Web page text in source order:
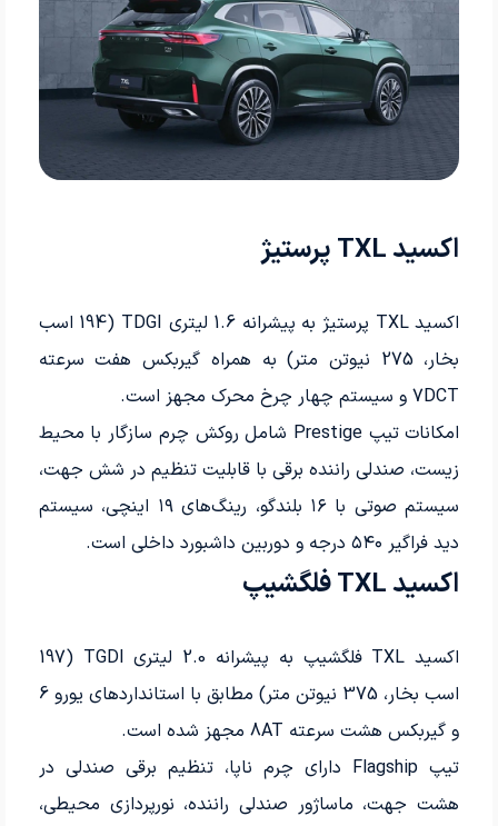
اکسید TXL پرستیژ
اکسید TXL پرستیژ به پیشرانه 1.6 لیتری TDGI (194 اسب
بخار، 275 نیوتن متر) به همراه گیربکس هفت سرعته
7DCT و سیستم چهار چرخ محرک مجهز است.
امکانات تیپ Prestige شامل روکش چرم سازگار با محیط
زیست، صندلی راننده برقی با قابلیت تنظیم در شش جهت،
سیستم صوتی با ۱۶ بلندگو، رینگ‌های ۱۹ اینچی، سیستم
دید فراگیر ۵۴۰ درجه و دوربین داشبورد داخلی است.
اکسید TXL فلگشیپ
اکسید TXL فلگشیپ به پیشرانه 2.0 لیتری TGDI (197
اسب بخار، 375 نیوتن متر) مطابق با استانداردهای یورو 6
و گیربکس هشت سرعته 8AT مجهز شده است.
تیپ Flagship دارای چرم ناپا، تنظیم برقی صندلی در
هشت جهت، ماساژور صندلی راننده، نورپردازی محیطی،